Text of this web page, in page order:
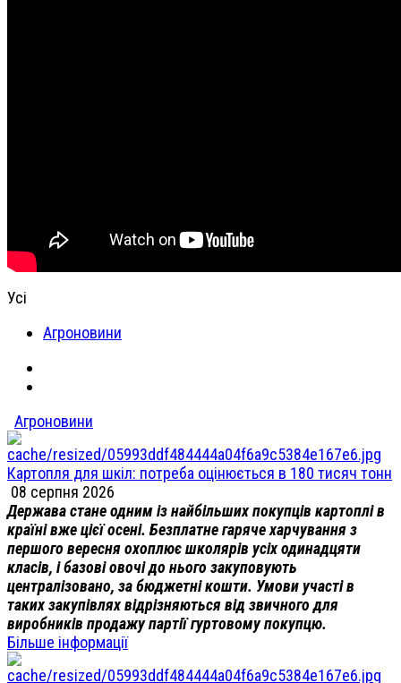
Усі
Агроновини
Агроновини
Картопля для шкіл: потреба оцінюється в 180 тисяч тонн
08 серпня 2026
Держава стане одним із найбільших покупців картоплі в
країні вже цієї осені. Безплатне гаряче харчування з
першого вересня охоплює школярів усіх одинадцяти
класів, і базові овочі до нього закуповують
централізовано, за бюджетні кошти. Умови участі в
таких закупівлях відрізняються від звичного для
виробників продажу партії гуртовому покупцю.
Більше інформації